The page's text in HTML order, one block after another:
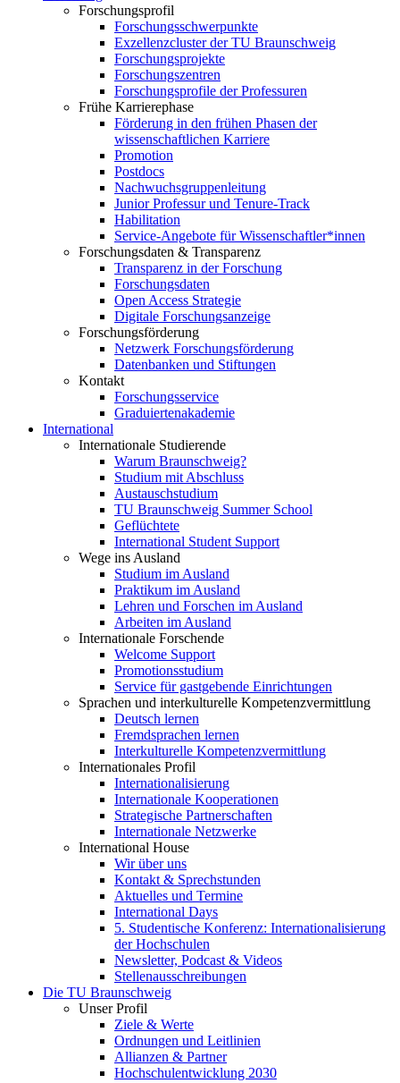
Forschungsprofil
Forschungsschwerpunkte
Exzellenzcluster der TU Braunschweig
Forschungsprojekte
Forschungszentren
Forschungsprofile der Professuren
Frühe Karrierephase
Förderung in den frühen Phasen der
wissenschaftlichen Karriere
Promotion
Postdocs
Nachwuchsgruppenleitung
Junior Professur und Tenure-Track
Habilitation
Service-Angebote für Wissenschaftler*innen
Forschungsdaten & Transparenz
Transparenz in der Forschung
Forschungsdaten
Open Access Strategie
Digitale Forschungsanzeige
Forschungsförderung
Netzwerk Forschungsförderung
Datenbanken und Stiftungen
Kontakt
Forschungsservice
Graduiertenakademie
International
Internationale Studierende
Warum Braunschweig?
Studium mit Abschluss
Austauschstudium
TU Braunschweig Summer School
Geflüchtete
International Student Support
Wege ins Ausland
Studium im Ausland
Praktikum im Ausland
Lehren und Forschen im Ausland
Arbeiten im Ausland
Internationale Forschende
Welcome Support
Promotionsstudium
Service für gastgebende Einrichtungen
Sprachen und interkulturelle Kompetenzvermittlung
Deutsch lernen
Fremdsprachen lernen
Interkulturelle Kompetenzvermittlung
Internationales Profil
Internationalisierung
Internationale Kooperationen
Strategische Partnerschaften
Internationale Netzwerke
International House
Wir über uns
Kontakt & Sprechstunden
Aktuelles und Termine
International Days
5. Studentische Konferenz: Internationalisierung
der Hochschulen
Newsletter, Podcast & Videos
Stellenausschreibungen
Die TU Braunschweig
Unser Profil
Ziele & Werte
Ordnungen und Leitlinien
Allianzen & Partner
Hochschulentwicklung 2030